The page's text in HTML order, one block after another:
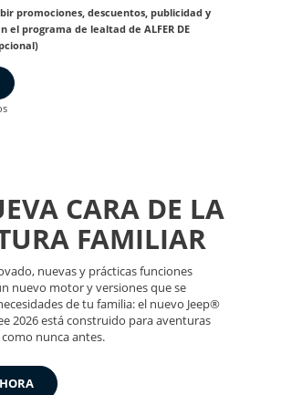
promociones, descuentos, publicidad y
el programa de lealtad de ALFER DE
CARA DE LA
FAMILIAR
nuevas y prácticas funciones
nuevo motor y versiones que se
de tu familia: el nuevo Jeep®
2026 está construido para aventuras
nunca antes.